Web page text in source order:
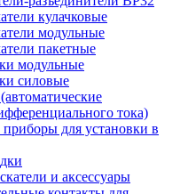
кулачковые
модульные
пакетные
модульные
силовые
тока)
для установки в
и аксессуары